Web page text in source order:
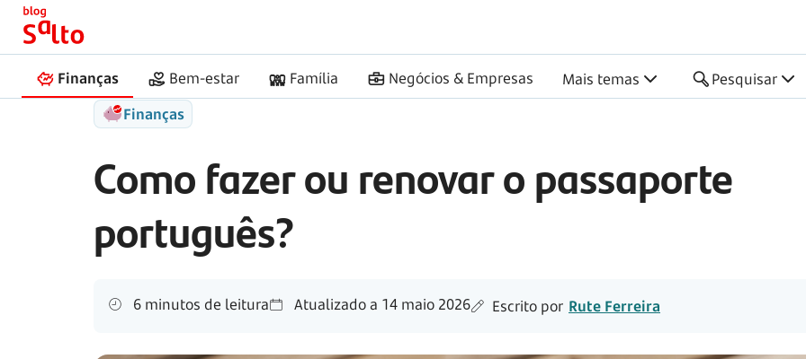
Finanças Bem-estar Família Negócios & Empresas Mais temas Pesquisar
Início
Finanças
Como fazer ou renovar o passaporte
português?
6 minutos de leitura Atualizado a 14 maio 2026 Escrito por Rute Ferreira